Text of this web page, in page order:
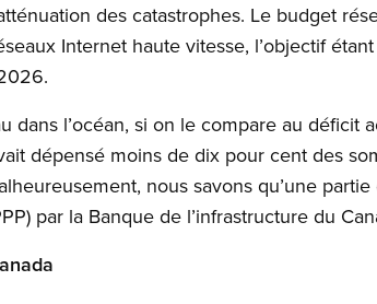
des catastrophes. Le budget
Internet haute vitesse, l’objectif
dans l’océan, si on le compare au déficit
dépensé moins de dix pour cent des
nous savons qu’une
par la Banque de l’infrastructure du